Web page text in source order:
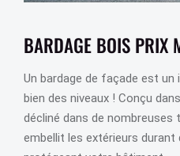
BARDAGE BOIS PRIX
Un bardage de façade est
bien des niveaux ! Conçu
décliné dans de nombreuses
embellit les extérieurs